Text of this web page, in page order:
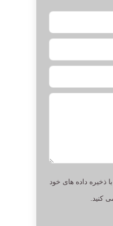
ذخیره داده های خود
کنید.